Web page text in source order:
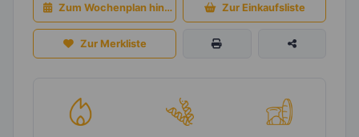
Zum Wochenplan hinzufügen Zur Einkaufsliste
Zur Merkliste